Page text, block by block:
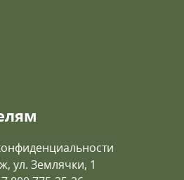
ул. Землячки, 1